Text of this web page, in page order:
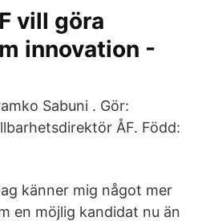
vill göra
innovation -
Sabuni . Gör:
ÅF. Född:
känner mig något mer
en möjlig kandidat nu än